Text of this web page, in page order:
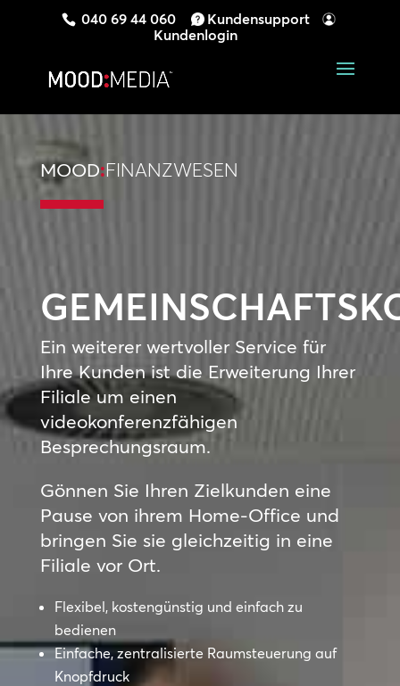
040 69 44 060
Kundensupport
Kundenlogin
MOOD:FINANZWESEN
Ein weiterer wertvoller Service für
Ihre Kunden ist die Erweiterung Ihrer
Filiale um einen
videokonferenzfähigen
Besprechungsraum.
Gönnen Sie Ihren Zielkunden eine
Pause von ihrem Home-Office und
bringen Sie sie gleichzeitig in eine
Filiale vor Ort.
Flexibel, kostengünstig und einfach zu
bedienen
Einfache, zentralisierte Raumsteuerung auf
Knopfdruck